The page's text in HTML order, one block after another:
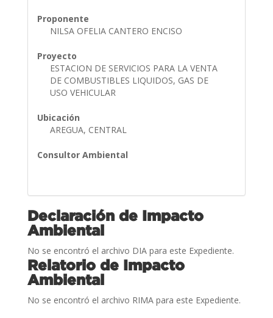
Proponente
NILSA OFELIA CANTERO ENCISO
Proyecto
ESTACION DE SERVICIOS PARA LA VENTA
DE COMBUSTIBLES LIQUIDOS, GAS DE
USO VEHICULAR
Ubicación
AREGUA, CENTRAL
Consultor Ambiental
Declaración de Impacto
Ambiental
No se encontró el archivo DIA para este Expediente.
Relatorio de Impacto
Ambiental
No se encontró el archivo RIMA para este Expediente.